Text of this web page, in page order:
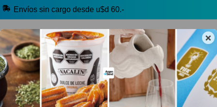
×
Envíos sin cargo desde u$d 60.-
🔥 Alfajores y Golosinas
🧉 Clásicos argentinos 🏷️ Todas las categorías